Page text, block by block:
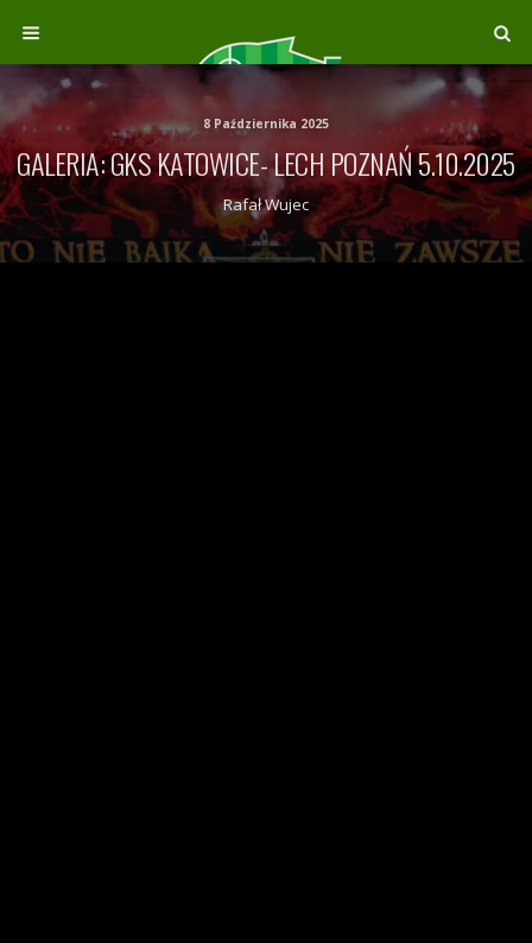
8 Października 2025
GALERIA: GKS KATOWICE- LECH POZNAŃ 5.10.2025
Rafał Wujec